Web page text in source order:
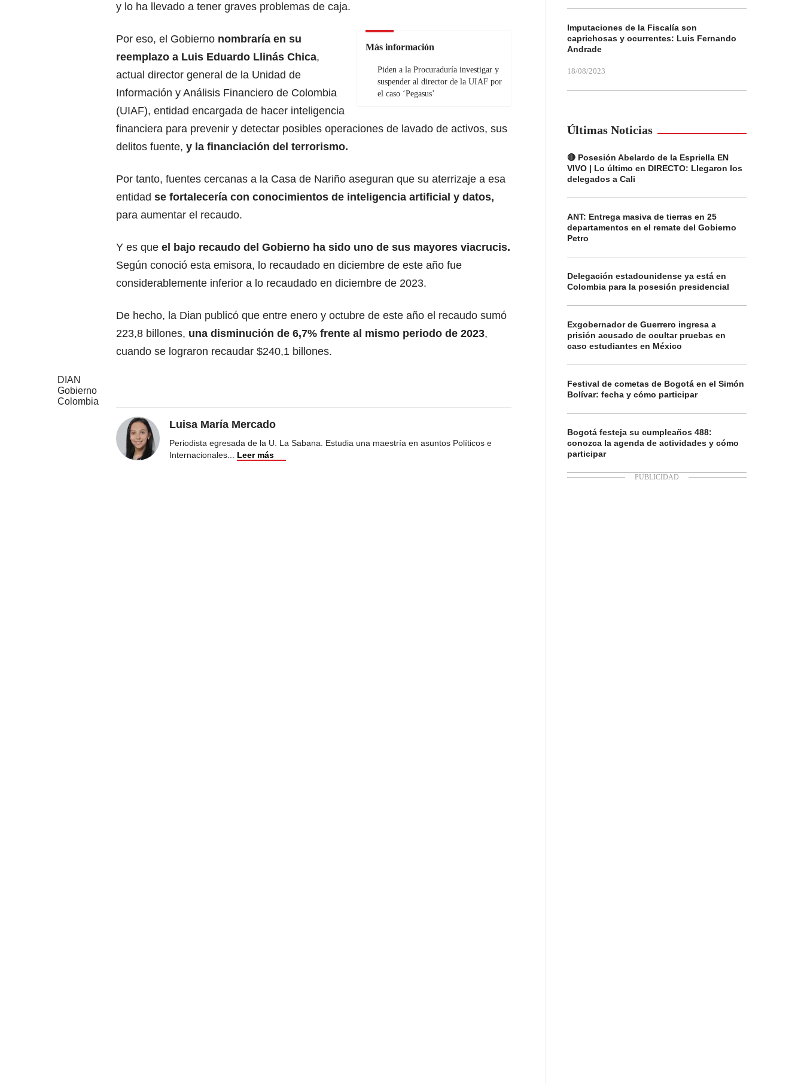
y lo ha llevado a tener graves problemas de caja.
Más información
Piden a la Procuraduría investigar y
suspender al director de la UIAF por
el caso ‘Pegasus’
Por eso, el Gobierno nombraría en su
reemplazo a Luis Eduardo Llinás Chica,
actual director general de la Unidad de
Información y Análisis Financiero de Colombia
(UIAF), entidad encargada de hacer inteligencia
financiera para prevenir y detectar posibles operaciones de lavado de activos, sus
delitos fuente, y la financiación del terrorismo.
Por tanto, fuentes cercanas a la Casa de Nariño aseguran que su aterrizaje a esa
entidad se fortalecería con conocimientos de inteligencia artificial y datos,
para aumentar el recaudo.
Y es que el bajo recaudo del Gobierno ha sido uno de sus mayores viacrucis.
Según conoció esta emisora, lo recaudado en diciembre de este año fue
considerablemente inferior a lo recaudado en diciembre de 2023.
De hecho, la Dian publicó que entre enero y octubre de este año el recaudo sumó
223,8 billones, una disminución de 6,7% frente al mismo periodo de 2023,
cuando se lograron recaudar $240,1 billones.
DIAN
Gobierno
Colombia
Luisa María Mercado
Periodista egresada de la U. La Sabana. Estudia una maestría en asuntos Políticos e
Internacionales... Leer más
Imputaciones de la Fiscalía son
caprichosas y ocurrentes: Luis Fernando
Andrade
18/08/2023
Últimas Noticias
🔴 Posesión Abelardo de la Espriella EN
VIVO | Lo último en DIRECTO: Llegaron los
delegados a Cali
ANT: Entrega masiva de tierras en 25
departamentos en el remate del Gobierno
Petro
Delegación estadounidense ya está en
Colombia para la posesión presidencial
Exgobernador de Guerrero ingresa a
prisión acusado de ocultar pruebas en
caso estudiantes en México
Festival de cometas de Bogotá en el Simón
Bolívar: fecha y cómo participar
Bogotá festeja su cumpleaños 488:
conozca la agenda de actividades y cómo
participar